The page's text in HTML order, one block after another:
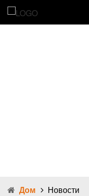
Дом Новости